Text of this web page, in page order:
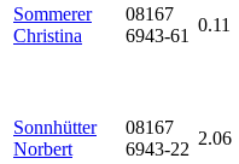
Sommerer
Christina
08167
6943-61
0.11
Sonnhütter
Norbert
08167
6943-22
2.06